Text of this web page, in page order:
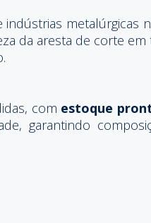
metalúrgicas
da aresta de corte
com estoque
garantindo